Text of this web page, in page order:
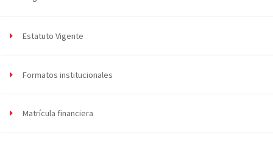
Estatuto Vigente
Formatos institucionales
Matrícula financiera